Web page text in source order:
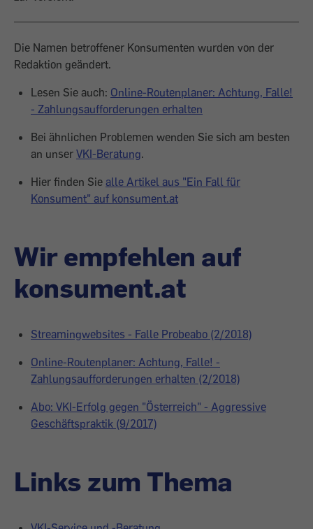
Die Namen betroffener Konsumenten wurden von der
Redaktion geändert.
Lesen Sie auch: Online-Routenplaner: Achtung, Falle!
- Zahlungsaufforderungen erhalten
Bei ähnlichen Problemen wenden Sie sich am besten
an unser VKI-Beratung.
Hier finden Sie alle Artikel aus "Ein Fall für
Konsument" auf konsument.at
Wir empfehlen auf
konsument.at
Streamingwebsites - Falle Probeabo (2/2018)
Online-Routenplaner: Achtung, Falle! -
Zahlungsaufforderungen erhalten (2/2018)
Abo: VKI-Erfolg gegen "Österreich" - Aggressive
Geschäftspraktik (9/2017)
Links zum Thema